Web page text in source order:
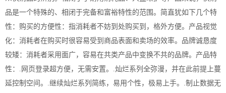
品是一个特殊的、相闭于完备和富裕特性的范围。简直犹如下几个特
性：购买的方便性：指消耗者不妨到处购买到，格外方便。产品视觉
化：消耗者在购买时很容易受到商品表面和卖场的效率。品牌诚恳度
较矮：消耗者采用面广，容易在共类产品中变换不共的品牌。产品特
性：.网页登录超方便，无需安置。.灿烂系列全弥漫，并在此前提上蔓
延控制空间。.继续灿烂系列简练，易用个性，极易上手。.制止数据无